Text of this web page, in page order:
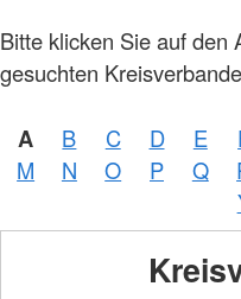
Bitte klicken Sie auf den
gesuchten
A B C D E
M
N O P Q